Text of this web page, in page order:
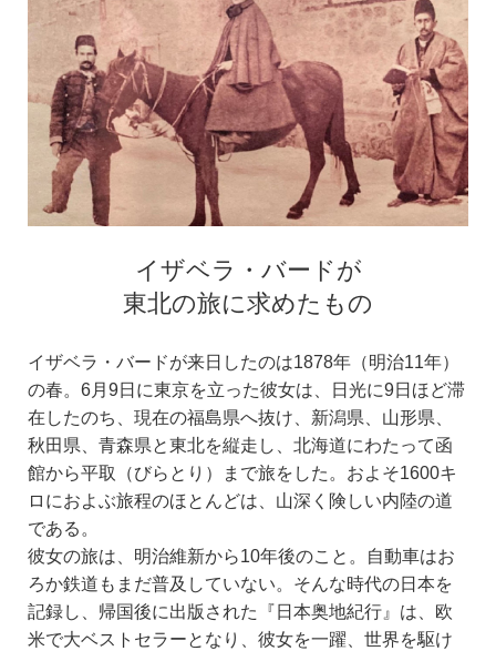
イザベラ・バードが
東北の旅に求めたもの
イザベラ・バードが来日したのは1878年（明治11年）
の春。6月9日に東京を立った彼女は、日光に9日ほど滞
在したのち、現在の福島県へ抜け、新潟県、山形県、
秋田県、青森県と東北を縦走し、北海道にわたって函
館から平取（びらとり）まで旅をした。およそ1600キ
ロにおよぶ旅程のほとんどは、山深く険しい内陸の道
である。
彼女の旅は、明治維新から10年後のこと。自動車はお
ろか鉄道もまだ普及していない。そんな時代の日本を
記録し、帰国後に出版された『日本奥地紀行』は、欧
米で大ベストセラーとなり、彼女を一躍、世界を駆け